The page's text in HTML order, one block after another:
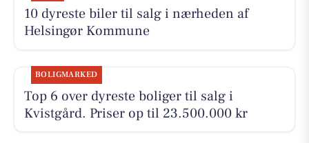
10 dyreste biler til salg i nærheden af
Helsingør Kommune
BOLIGMARKED
Top 6 over dyreste boliger til salg i
Kvistgård. Priser op til 23.500.000 kr